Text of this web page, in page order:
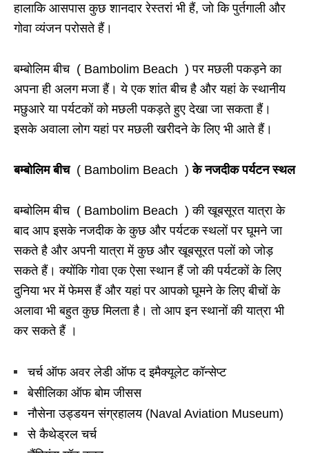
हालाकि आसपास कुछ शानदार रेस्तरां भी हैं,जो कि पुर्तगाली और
गोवा व्यंजन परोसते हैं।
बम्बोलिम बीच ( Bambolim Beach ) पर मछली पकड़ने का
अपना ही अलग मजा हैं। ये एक शांत बीच है और यहां के स्थानीय
मछुआरे या पर्यटकों को मछली पकड़ते हुए देखा जा सकता हैं।
इसके अवाला लोग यहां पर मछली खरीदने के लिए भी आते हैं।
बम्बोलिम बीच ( Bambolim Beach )के नजदीक पर्यटन स्थल
बम्बोलिम बीच ( Bambolim Beach ) की खूबसूरत यात्रा के
बाद आप इसके नजदीक के कुछ और पर्यटक स्थलों पर घूमने जा
सकते है और अपनी यात्रा में कुछ और खूबसूरत पलों को जोड़
सकते हैं। क्योंकि गोवा एक ऐसा स्थान हैं जो की पर्यटकों के लिए
दुनिया भर में फेमस हैं और यहां पर आपको घूमने के लिए बीचों के
अलावा भी बहुत कुछ मिलता है। तो आप इन स्थानों की यात्रा भी
कर सकते हैं ।
चर्च ऑफ अवर लेडी ऑफ द इमैक्यूलेट कॉन्सेप्ट
बेसीलिका ऑफ बोम जीसस
नौसेना उड्डयन संग्रहालय (Naval Aviation Museum)
से कैथेड्रल चर्च